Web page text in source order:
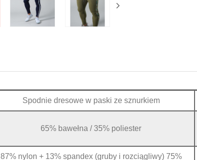
Spodnie dresowe w paski ze sznurkiem
65% bawełna / 35% poliester
87% nylon + 13% spandex (gruby i rozciągliwy) 75%